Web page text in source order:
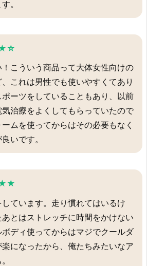
。
こういう商品って大体女性向けの
これは男性でも使いやすくてあり
ーツをしていることもあり、以前
治療をよくしてもらっていたので
ムを使ってからはその必要もなく
いです。
ています。走り慣れてはいるけ
とはストレッチに時間をかけない
ディ使ってからはマジでクールダ
になったから、俺たちみたいなア